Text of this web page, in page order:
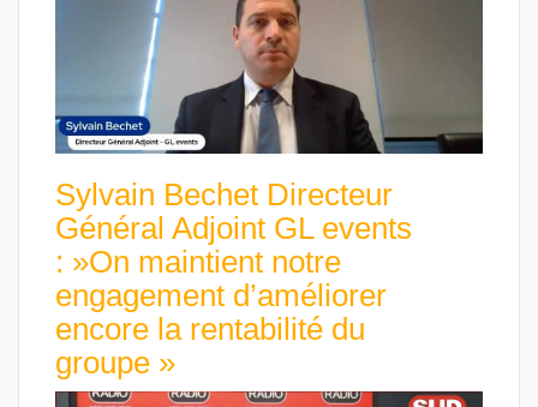
Sylvain Bechet Directeur
Général Adjoint GL events
: »On maintient notre
engagement d’améliorer
encore la rentabilité du
groupe »